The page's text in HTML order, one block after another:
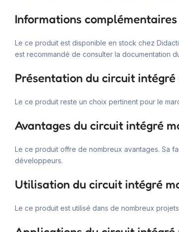
Informations complémentaires
Le ce produit est disponible en stock chez
est recommandé de consulter la documentation
Présentation du circuit intégré
Le ce produit reste un choix pertinent pour le
Avantages du circuit intégré
Le ce produit offre de nombreux avantages. Sa
développeurs.
Utilisation du circuit intégré
Le ce produit est utilisé dans de nombreux